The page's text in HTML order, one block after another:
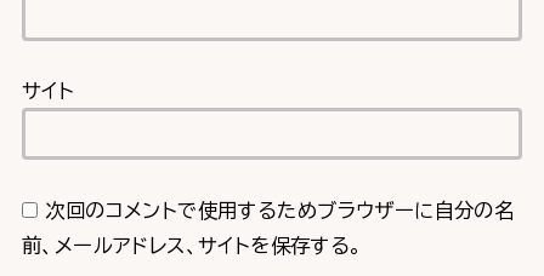
サイト
次回のコメントで使用するためブラウザーに自分の名
前、メールアドレス、サイトを保存する。